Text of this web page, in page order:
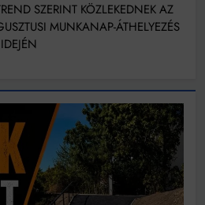
SZERINT KÖZLEKEDNEK AZ
MUNKANAP-ÁTHELYEZÉS